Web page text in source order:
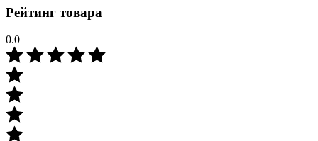
Рейтинг товара
0.0